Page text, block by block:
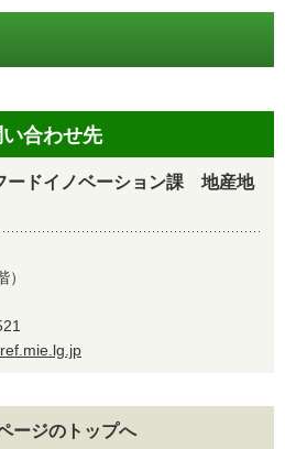
合わせ先
ドイノベーション課 地産地
ージのトップへ